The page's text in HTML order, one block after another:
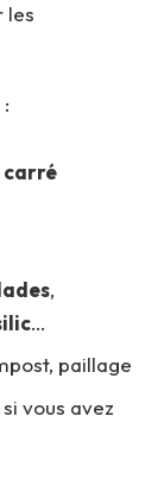
les
carré
,
…
paillage
si vous avez